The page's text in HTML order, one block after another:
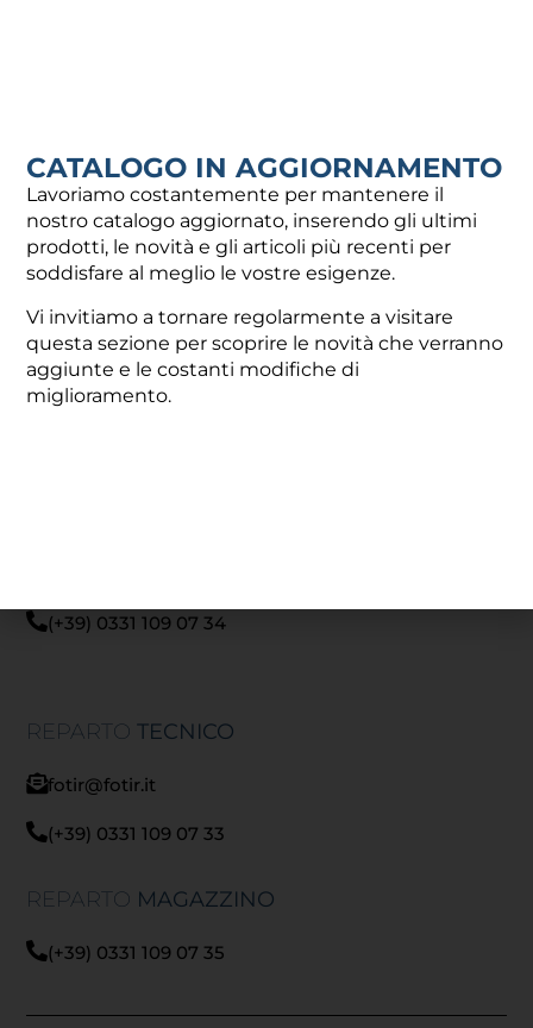
RECAPITI UFFICI
REPARTOAMMINISTRAZIONE
amministrazione@fotir.it
(+39) 0331 109 07 34
REPARTOTECNICO
fotir@fotir.it
(+39) 0331 109 07 33
REPARTO MAGAZZINO
(+39) 0331 109 07 35
CATALOGO IN AGGIORNAMENTO
Lavoriamo costantemente per mantenere il
nostro catalogo aggiornato, inserendo gli ultimi
prodotti, le novità e gli articoli più recenti per
soddisfare al meglio le vostre esigenze.
Vi invitiamo a tornare regolarmente a visitare
questa sezione per scoprire le novità che verranno
aggiunte e le costanti modifiche di
miglioramento.